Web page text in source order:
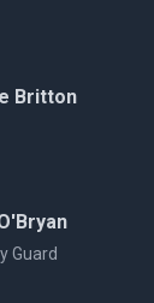
Britton
Guard